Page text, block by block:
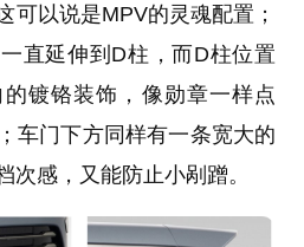
可以说是MPV的灵魂配置；
直延伸到D柱，而D柱位置
镀铬装饰，像勋章一样点
车门下方同样有一条宽大的
次感，又能防止小剐蹭。